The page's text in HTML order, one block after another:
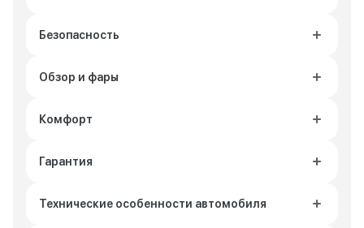
Безопасность
Обзор и фары
Комфорт
Гарантия
Технические особенности автомобиля